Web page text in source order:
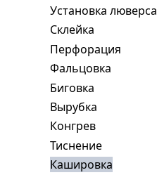
Установка люверса
Склейка
Перфорация
Фальцовка
Биговка
Вырубка
Конгрев
Тиснение
Кашировка